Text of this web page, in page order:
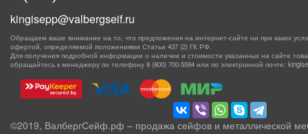
kingisepp@valbergseif.ru
Обращаем ваше внимание на то, что предложения на интернет-сайте ни при каких
офертой, определяемой положениями Статьи 437 (2) ГК РФ.
Для получения подробной информации о наличии и стоимости указанных на сайте
обращайтесь к менеджеру по телефону 8 (800) 700-5594 или по электронной почте:
©2019, ВалбергСейф.рф – продажа сейфов и металлической